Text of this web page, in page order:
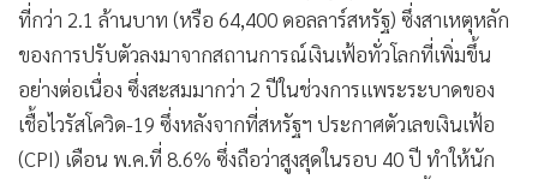
ที่กว่า 2.1 ล้านบาท (หรือ 64,400 ดอลลาร์สหรัฐ) ซึ่งสาเหตุหลัก
ของการปรับตัวลงมาจากสถานการณ์เงินเฟ้อทั่วโลกที่เพิ่มขึ้น
อย่างต่อเนื่อง ซึ่งสะสมมากว่า 2 ปีในช่วงการแพระระบาดของ
เชื้อไวรัสโควิด-19 ซึ่งหลังจากที่สหรัฐฯ ประกาศตัวเลขเงินเฟ้อ
(CPI) เดือน พ.ค.ที่ 8.6% ซึ่งถือว่าสูงสุดในรอบ 40 ปี ทำให้นัก